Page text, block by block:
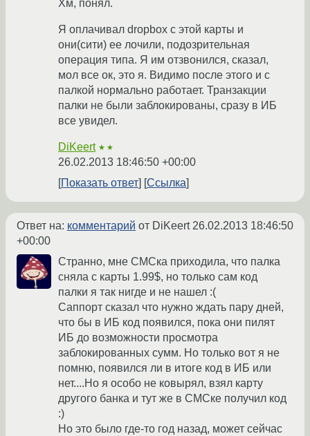
Хм, понял.
Я оплачивал dropbox с этой карты и
они(сити) ее лочили, подозрительная
операция типа. Я им отзвонился, сказал,
мол все ок, это я. Видимо после этого и с
палкой нормально работает. Транзакции
палки не были заблокированы, сразу в ИБ
все увидел.
DiKeert ★★
26.02.2013 18:46:50 +00:00
Показать ответ
Ссылка
Ответ на: комментарий от DiKeert 26.02.2013 18:46:50
+00:00
Странно, мне СМСка приходила, что палка
сняла с карты 1.99$, но только сам код
палки я так нигде и не нашел :(
Саппорт сказал что нужно ждать пару дней,
что бы в ИБ код появился, пока они пилят
ИБ до возможности просмотра
заблокированных сумм. Но только вот я не
помню, появился ли в итоге код в ИБ или
нет....Но я особо не ковырял, взял карту
другого банка и тут же в СМСке получил код
:)
Но это было где-то год назад, может сейчас